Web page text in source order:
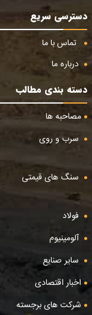
دسترسی سریع
تماس با ما
درباره ما
دسته بندی مطالب
مصاحبه ها
سرب و روی
سنگ های قیمتی
فولاد
آلومینیوم
سایر صنایع
اخبار اقتصادی
شرکت های برجسته